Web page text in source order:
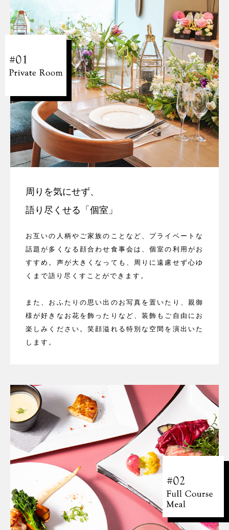
周りを気にせず、
語り尽くせる「個室」
お互いの人柄やご家族のことなど、プライベートな
話題が多くなる顔合わせ食事会は、個室の利用がお
すすめ。声が大きくなっても、周りに遠慮せず心ゆ
くまで語り尽くすことができます。
また、おふたりの思い出のお写真を置いたり、親御
様が好きなお花を飾ったりなど、装飾もご自由にお
楽しみください。笑顔溢れる特別な空間を演出いた
します。